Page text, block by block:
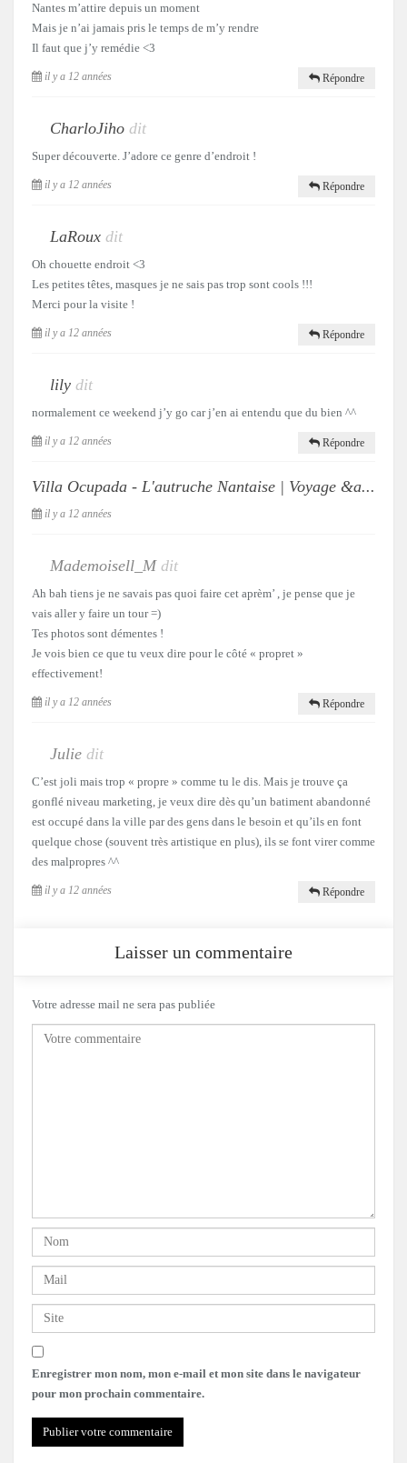
Nantes m’attire depuis un moment
Mais je n’ai jamais pris le temps de m’y rendre
Il faut que j’y remédie <3
il y a 12 années Répondre
CharloJiho dit
Super découverte. J’adore ce genre d’endroit !
il y a 12 années Répondre
LaRoux dit
Oh chouette endroit <3
Les petites têtes, masques je ne sais pas trop sont cools !!!
Merci pour la visite !
il y a 12 années Répondre
lily dit
normalement ce weekend j’y go car j’en ai entendu que du bien ^^
il y a 12 années Répondre
Villa Ocupada - L'autruche Nantaise | Voyage &a...
il y a 12 années
Mademoisell_M dit
Ah bah tiens je ne savais pas quoi faire cet aprèm’ , je pense que je
vais aller y faire un tour =)
Tes photos sont démentes !
Je vois bien ce que tu veux dire pour le côté « propret »
effectivement!
il y a 12 années Répondre
Julie dit
C’est joli mais trop « propre » comme tu le dis. Mais je trouve ça
gonflé niveau marketing, je veux dire dès qu’un batiment abandonné
est occupé dans la ville par des gens dans le besoin et qu’ils en font
quelque chose (souvent très artistique en plus), ils se font virer comme
des malpropres ^^
il y a 12 années Répondre
Laisser un commentaire
Votre adresse mail ne sera pas publiée
Enregistrer mon nom, mon e-mail et mon site dans le navigateur
pour mon prochain commentaire.